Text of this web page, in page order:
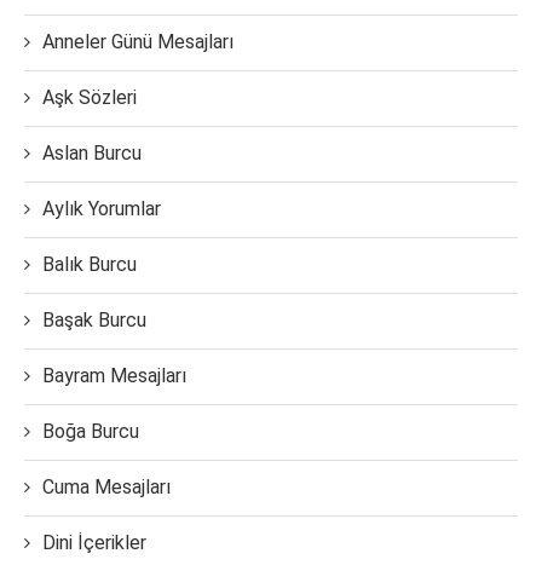
Anneler Günü Mesajları
Aşk Sözleri
Aslan Burcu
Aylık Yorumlar
Balık Burcu
Başak Burcu
Bayram Mesajları
Boğa Burcu
Cuma Mesajları
Dini İçerikler